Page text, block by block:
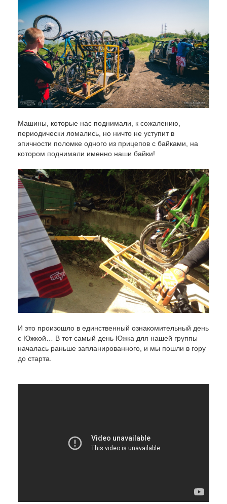
Машины, которые нас поднимали, к сожалению,
периодически ломались, но ничто не уступит в
эпичности поломке одного из прицепов с байками, на
котором поднимали именно наши байки!
И это произошло в единственный ознакомительный день
с Южкой… В тот самый день Южка для нашей группы
началась раньше запланированного, и мы пошли в гору
до старта.